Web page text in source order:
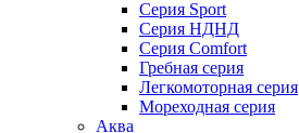
Серия Sport
Серия НДНД
Серия Comfort
Гребная серия
Легкомоторная серия
Мореходная серия
Аква